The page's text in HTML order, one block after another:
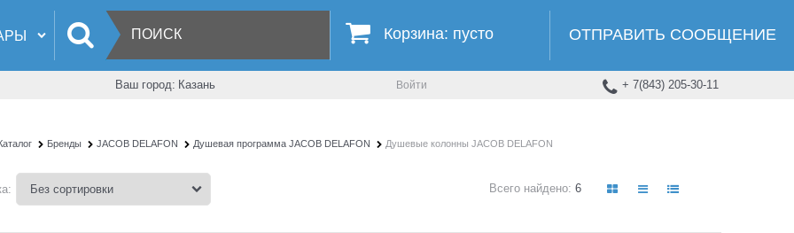
Корзина: пусто ОТПРАВИТЬ СООБЩЕНИЕ
Ваш город: Казань Войти + 7(843) 205-30-11
Бренды JACOB DELAFON Душевая программа JACOB DELAFON Душевые колонны JACOB DELAFON
Всего найдено: 6